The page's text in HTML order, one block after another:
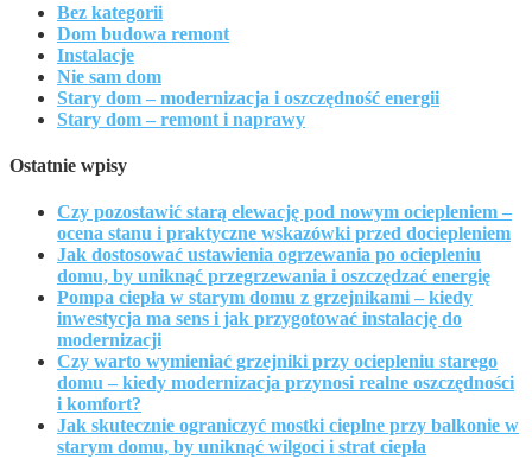
Bez kategorii
Dom budowa remont
Instalacje
Nie sam dom
Stary dom – modernizacja i oszczędność energii
Stary dom – remont i naprawy
Ostatnie wpisy
Czy pozostawić starą elewację pod nowym ociepleniem –
ocena stanu i praktyczne wskazówki przed dociepleniem
Jak dostosować ustawienia ogrzewania po ociepleniu
domu, by uniknąć przegrzewania i oszczędzać energię
Pompa ciepła w starym domu z grzejnikami – kiedy
inwestycja ma sens i jak przygotować instalację do
modernizacji
Czy warto wymieniać grzejniki przy ociepleniu starego
domu – kiedy modernizacja przynosi realne oszczędności
i komfort?
Jak skutecznie ograniczyć mostki cieplne przy balkonie w
starym domu, by uniknąć wilgoci i strat ciepła